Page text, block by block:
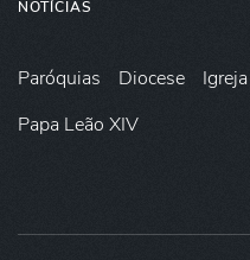
NOTÍCIAS
Paróquias Diocese
Papa Leão XIV